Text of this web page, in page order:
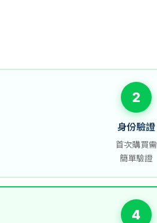
2
身份驗證
首次購買需
簡單驗證
4